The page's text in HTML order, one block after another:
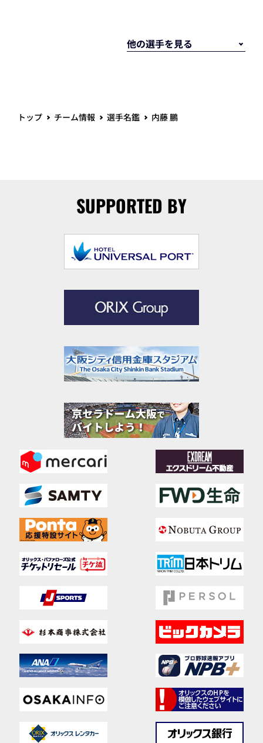
トップ チーム情報 選手名鑑 内藤 鵬
SUPPORTED BY